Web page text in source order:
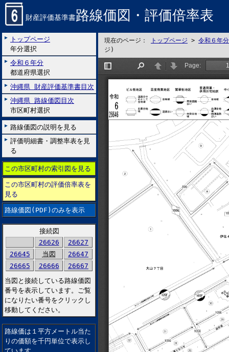
財産評価基準書路線価図・評価倍率表
トップページ
年分選択
令和６年分
都道府県選択
沖縄県 財産評価基準書目次
沖縄県 路線価図目次
市区町村選択
路線価図の説明を見る
評価明細書・調整率表を見
る
この市区町村の索引図を見る
この市区町村の評価倍率表を
見る
路線価図(PDF)のみを表示
接続図
26626
26627
26645
当図
26647
26665
26666
26667
当図と接続している路線価図
番号を表示しています。ご覧
になりたい番号をクリックし
移動してください。
路線価は１平方メートル当た
りの価額を千円単位で表示し
現在のページ： トップページ > 令和６年分
ジ)